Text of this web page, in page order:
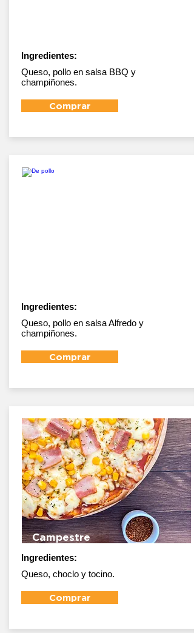
Ingredientes:
Queso, pollo en salsa BBQ y
champiñones.
Comprar
Ingredientes:
Queso, pollo en salsa Alfredo y
champiñones.
Comprar
Campestre
Ingredientes:
Queso, choclo y tocino.
Comprar